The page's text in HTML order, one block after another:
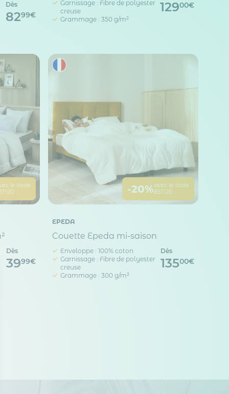
Dès
8299€
Garnissage : Fibre de polyester
creuse
Grammage : 350 g/m²
12900€
le code
Dès
3999€
-20%avec le code
ZEN20
EPEDA
Couette Epeda mi-saison
Enveloppe : 100% coton
Garnissage : Fibre de polyester
creuse
Grammage : 300 g/m²
Dès
13500€
page